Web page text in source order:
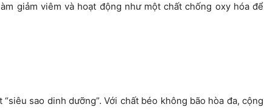
giảm viêm và hoạt động như một chất chống oxy hóa để
sao dinh dưỡng”. Với chất béo không bão hòa đa, cộng